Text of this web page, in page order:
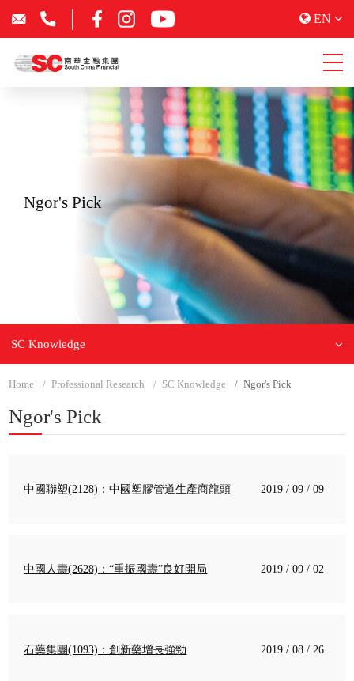
EN
Ngor's Pick
SC Knowledge
Home Professional Research SC Knowledge Ngor's Pick
Ngor's Pick
中國聯塑(2128)：中國塑膠管道生產商龍頭 2019 / 09 / 09
中國人壽(2628)：“重振國壽”良好開局 2019 / 09 / 02
石藥集團(1093)：創新藥增長強勁 2019 / 08 / 26